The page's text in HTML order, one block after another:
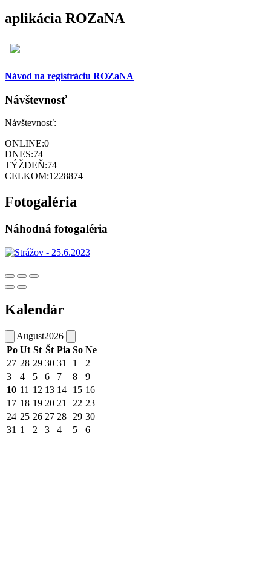
aplikácia ROZaNA
Návod na registráciu ROZaNA
Návštevnosť
Návštevnosť:
ONLINE:0
DNES:74
TÝŽDEŇ:74
CELKOM:1228874
Fotogaléria
Náhodná fotogaléria
Kalendár
August2026
Po Ut St Št Pia So Ne
27 28 29 30 31 1
2
3
4 5 6 7 8
9
10 11 12 13 14 15 16
17 18 19 20 21 22 23
24 25 26 27 28 29 30
31 1 2 3 4 5 6